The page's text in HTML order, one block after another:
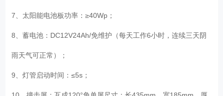
7、太阳能电池板功率：≥40Wp；
8、蓄电池：DC12V24Ah/免维护（每天工作6小时，连续三天阴
雨天气可正常）；
9、灯管启动时间：≤5s；